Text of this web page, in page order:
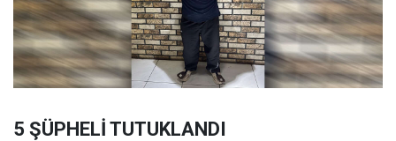
5 ŞÜPHELİ TUTUKLANDI